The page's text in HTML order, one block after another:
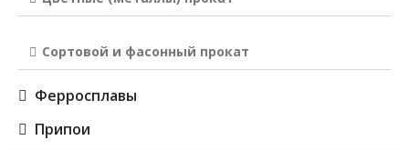
Сортовой и фасонный прокат
Ферросплавы
Припои